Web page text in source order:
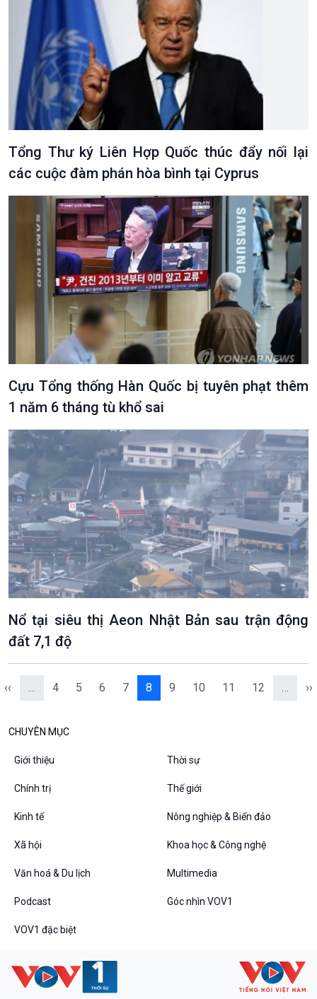
VOV1 đặc biệt
Thanh âm ký sự
Chân dung cuộc sống
Các chương trình đặc biệt
Tổng Thư ký Liên Hợp Quốc thúc đẩy nối lại
các cuộc đàm phán hòa bình tại Cyprus
Cựu Tổng thống Hàn Quốc bị tuyên phạt thêm
1 năm 6 tháng tù khổ sai
Nổ tại siêu thị Aeon Nhật Bản sau trận động
đất 7,1 độ
‹‹ … 4 5 6 7 8 9 10 11 12 … ››
CHUYÊN MỤC
Giới thiệu Thời sự
Chính trị Thế giới
Kinh tế Nông nghiệp & Biển đảo
Xã hội Khoa học & Công nghệ
Văn hoá & Du lịch Multimedia
Podcast Góc nhìn VOV1
VOV1 đặc biệt